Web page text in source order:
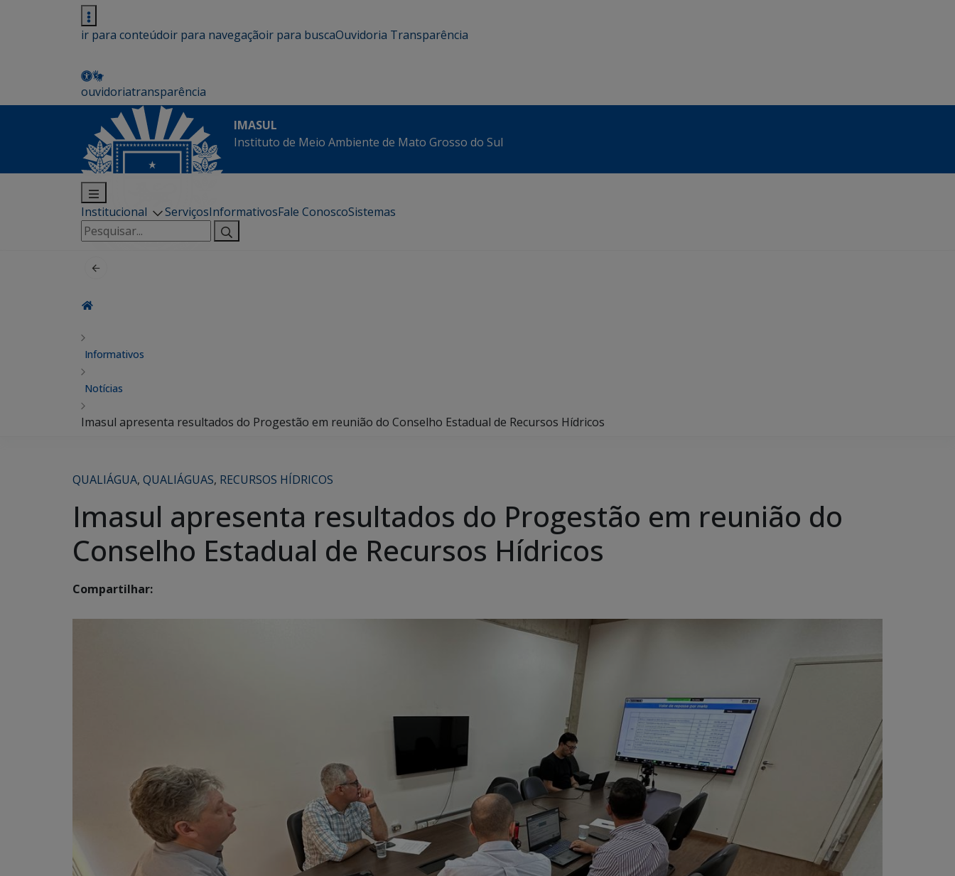
ir para conteúdoir para navegaçãoir para buscaOuvidoria Transparência
ouvidoriatransparência
IMASUL
Instituto de Meio Ambiente de Mato Grosso do Sul
Institucional ServiçosInformativosFale ConoscoSistemas
Pesquisar
por:
Informativos
Notícias
Imasul apresenta resultados do Progestão em reunião do Conselho Estadual de Recursos Hídricos
QUALIÁGUA, QUALIÁGUAS, RECURSOS HÍDRICOS
Imasul apresenta resultados do Progestão em reunião do
Conselho Estadual de Recursos Hídricos
Compartilhar: